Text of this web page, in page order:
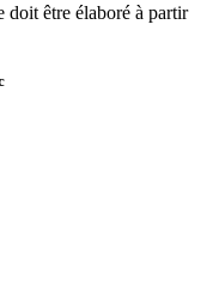
doit être élaboré à partir